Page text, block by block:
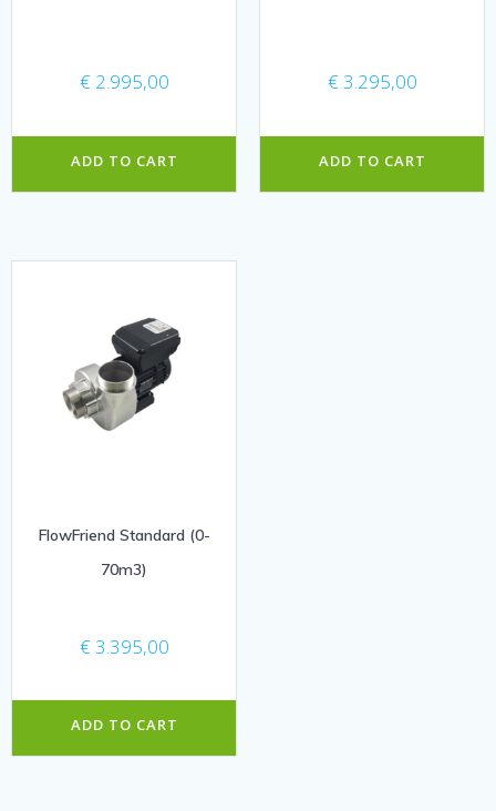
€ 2.995,00
ADD TO CART
€ 3.295,00
ADD TO CART
FlowFriend Standard (0-
70m3)
€ 3.395,00
ADD TO CART